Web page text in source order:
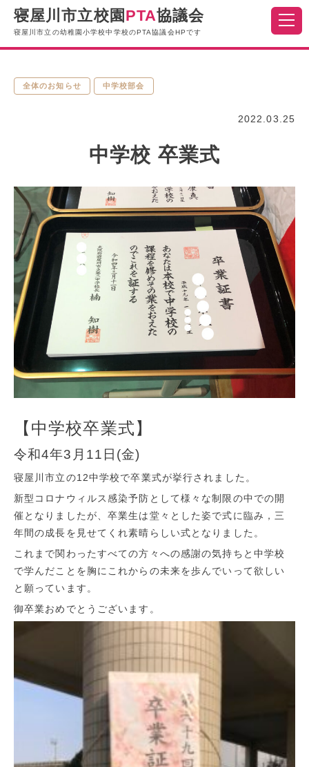
寝屋川市立校園 PTA協議会
寝屋川市立の幼稚園小学校中学校のPTA協議会HPです
全体のお知らせ 中学校部会
2022.03.25
中学校 卒業式
【中学校卒業式】
令和4年3月11日(金)
寝屋川市立の12中学校で卒業式が挙行されました。
新型コロナウィルス感染予防として様々な制限の中での開
催となりましたが、卒業生は堂々とした姿で式に臨み，三
年間の成長を見せてくれ素晴らしい式となりました。
これまで関わったすべての方々への感謝の気持ちと中学校
で学んだことを胸にこれからの未来を歩んでいって欲しい
と願っています。
御卒業おめでとうございます。